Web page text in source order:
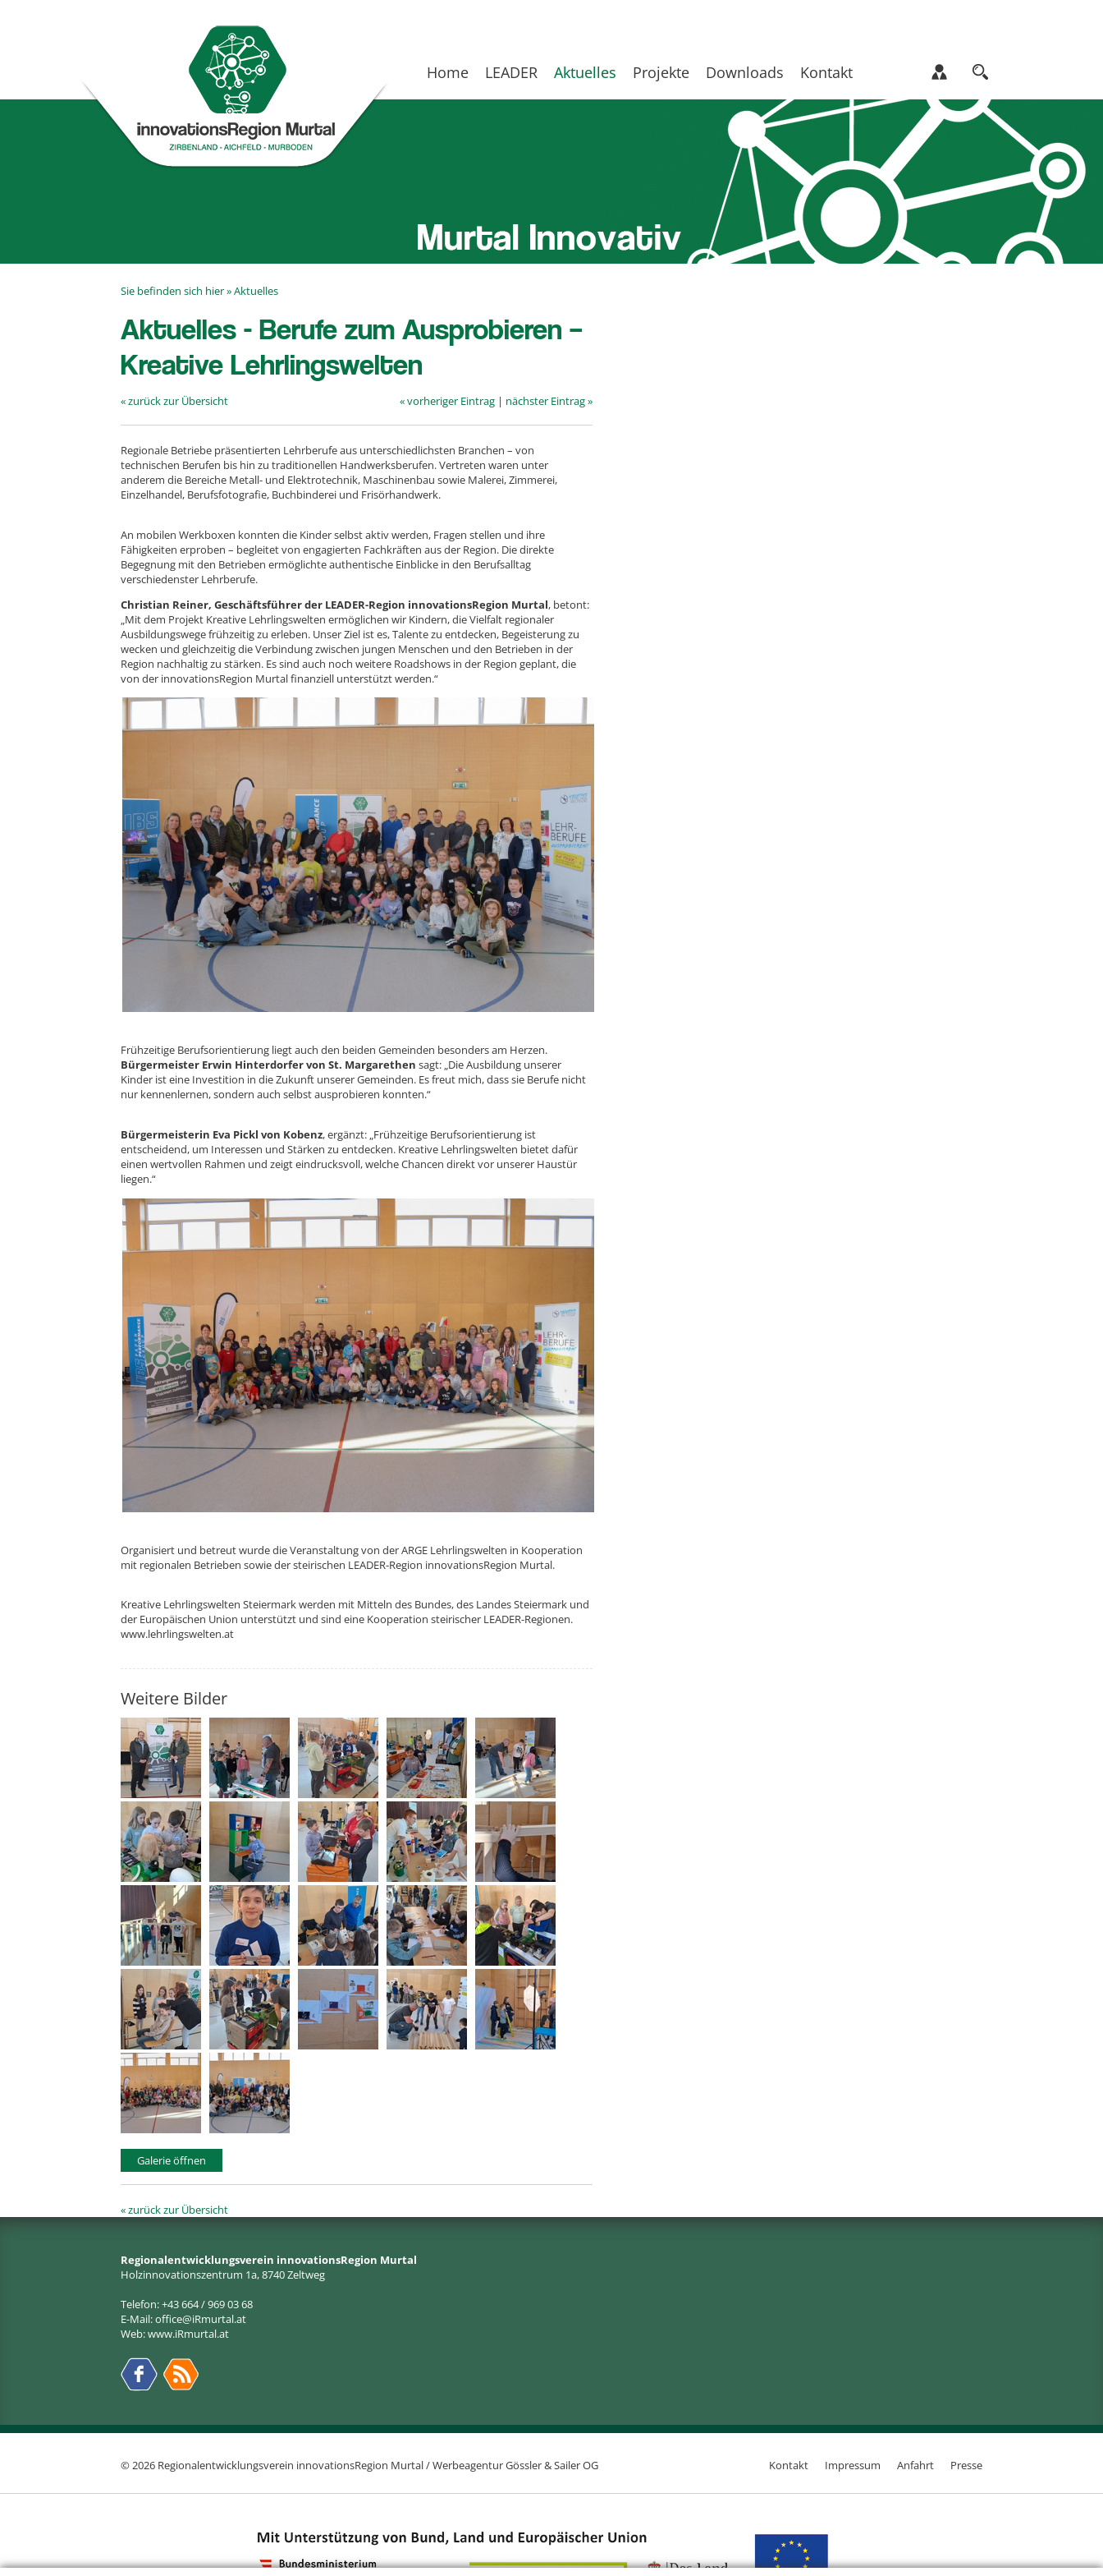
Home LEADER Aktuelles Projekte Downloads Kontakt
Sie befinden sich hier »Aktuelles
Aktuelles - Berufe zum Ausprobieren –
Kreative Lehrlingswelten
« zurück zur Übersicht « vorheriger Eintrag | nächster Eintrag »
Regionale Betriebe präsentierten Lehrberufe aus unterschiedlichsten Branchen – von
technischen Berufen bis hin zu traditionellen Handwerksberufen. Vertreten waren unter
anderem die Bereiche Metall- und Elektrotechnik, Maschinenbau sowie Malerei, Zimmerei,
Einzelhandel, Berufsfotografie, Buchbinderei und Frisörhandwerk.
An mobilen Werkboxen konnten die Kinder selbst aktiv werden, Fragen stellen und ihre
Fähigkeiten erproben – begleitet von engagierten Fachkräften aus der Region. Die direkte
Begegnung mit den Betrieben ermöglichte authentische Einblicke in den Berufsalltag
verschiedenster Lehrberufe.
Christian Reiner, Geschäftsführer der LEADER-Region innovationsRegion Murtal, betont:
„Mit dem Projekt Kreative Lehrlingswelten ermöglichen wir Kindern, die Vielfalt regionaler
Ausbildungswege frühzeitig zu erleben. Unser Ziel ist es, Talente zu entdecken, Begeisterung zu
wecken und gleichzeitig die Verbindung zwischen jungen Menschen und den Betrieben in der
Region nachhaltig zu stärken. Es sind auch noch weitere Roadshows in der Region geplant, die
von der innovationsRegion Murtal finanziell unterstützt werden.“
Frühzeitige Berufsorientierung liegt auch den beiden Gemeinden besonders am Herzen.
Bürgermeister Erwin Hinterdorfer von St. Margarethen sagt: „Die Ausbildung unserer
Kinder ist eine Investition in die Zukunft unserer Gemeinden. Es freut mich, dass sie Berufe nicht
nur kennenlernen, sondern auch selbst ausprobieren konnten.“
Bürgermeisterin Eva Pickl von Kobenz, ergänzt: „Frühzeitige Berufsorientierung ist
entscheidend, um Interessen und Stärken zu entdecken. Kreative Lehrlingswelten bietet dafür
einen wertvollen Rahmen und zeigt eindrucksvoll, welche Chancen direkt vor unserer Haustür
liegen.“
Organisiert und betreut wurde die Veranstaltung von der ARGE Lehrlingswelten in Kooperation
mit regionalen Betrieben sowie der steirischen LEADER-Region innovationsRegion Murtal.
Kreative Lehrlingswelten Steiermark werden mit Mitteln des Bundes, des Landes Steiermark und
der Europäischen Union unterstützt und sind eine Kooperation steirischer LEADER-Regionen.
www.lehrlingswelten.at
Weitere Bilder
Galerie öffnen
« zurück zur Übersicht
Regionalentwicklungsverein innovationsRegion Murtal
Holzinnovationszentrum 1a, 8740 Zeltweg
Telefon: +43 664 / 969 03 68
E-Mail:office@iRmurtal.at
Web:www.iRmurtal.at
Kontakt Impressum Anfahrt Presse
© 2026 Regionalentwicklungsverein innovationsRegion Murtal /Werbeagentur Gössler & Sailer OG